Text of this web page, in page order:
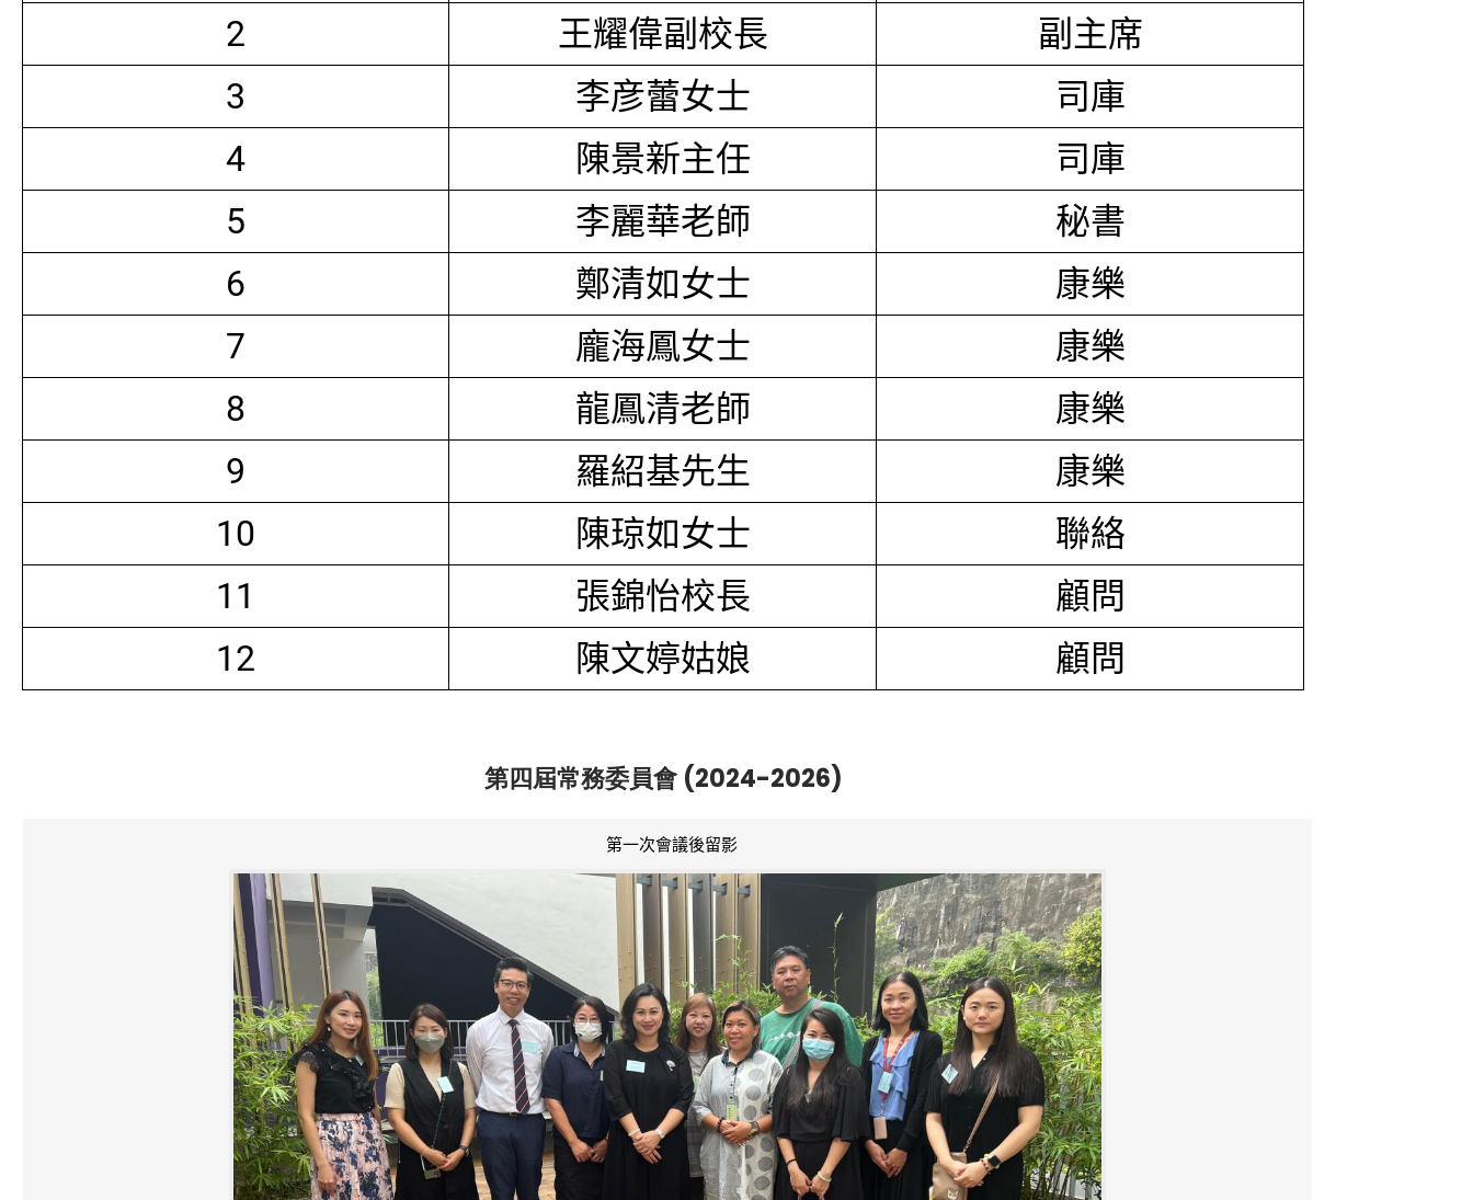
2
王耀偉副校長
副主席
3
李彦蕾女士
司庫
4
陳景新主任
司庫
5
李麗華老師
秘書
6
鄭清如女士
康樂
7
龐海鳳女士
康樂
8
龍鳳清老師
康樂
9
羅紹基先生
康樂
10
陳琼如女士
聯絡
11
張錦怡校長
顧問
12
陳文婷姑娘 顧問
第四屆常務委員會 (2024-2026)
第一次會議後留影